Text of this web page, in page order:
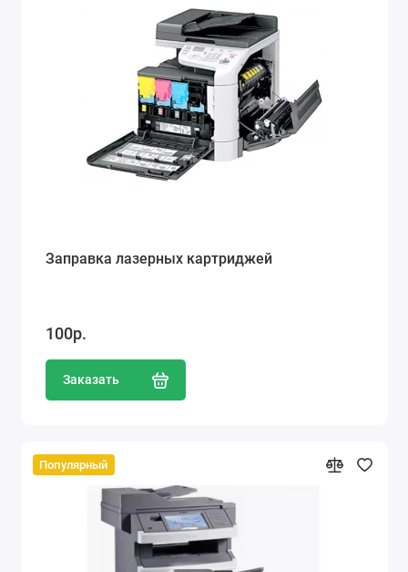
Заправка лазерных картриджей
100р.
Заказать
Популярный